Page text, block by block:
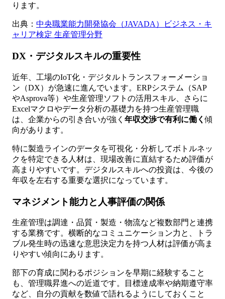
ります。
出典： 中央職業能力開発協会（JAVADA）ビジネス・キ
ャリア検定 生産管理分野
DX・デジタルスキルの重要性
近年、工場のIoT化・デジタルトランスフォーメーショ
ン（DX）が急速に進んでいます。ERPシステム（SAP
やAsprova等）や生産管理ソフトの活用スキル、さらに
Excelマクロやデータ分析の基礎力を持つ生産管理職
は、企業からの引き合いが強く 年収交渉で有利に働く傾
向があります。
特に製造ラインのデータを可視化・分析してボトルネッ
クを特定できる人材は、現場改善に直結するため評価が
高まりやすいです。デジタルスキルへの投資は、今後の
年収を左右する重要な選択になっています。
マネジメント能力と人事評価の関係
生産管理は調達・品質・製造・物流など複数部門と連携
する業務です。横断的なコミュニケーション力と、トラ
ブル発生時の迅速な意思決定力を持つ人材は評価が高ま
りやすい傾向にあります。
部下の育成に関わるポジションを早期に経験すること
も、管理職昇進への近道です。目標達成率や納期遵守率
など、自分の貢献を数値で語れるようにしておくこと